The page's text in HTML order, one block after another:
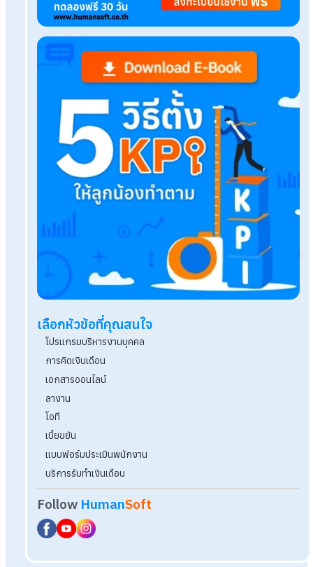
Career Path คืออะไร? วางแผนเตรียมตัวอย่างไรใ
โปรแกรมสลิปเงินเดือนคืออะไรและมีบทบาทอย่างไรใ
องค์กร?